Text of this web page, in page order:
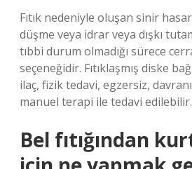
Fıtık nedeniyle oluşan sinir
düşme veya idrar veya dışkı
tıbbi durum olmadığı sürece
seçeneğidir. Fıtıklaşmış diske
ilaç, fizik tedavi, egzersiz,
manuel terapi ile tedavi edilebilir.
Bel fıtığından